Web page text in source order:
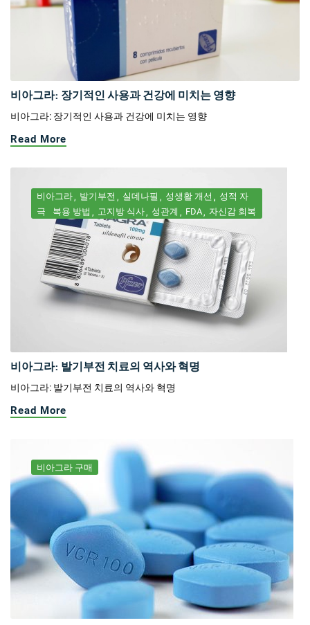
비아그라: 장기적인 사용과 건강에 미치는 영향
비아그라: 장기적인 사용과 건강에 미치는 영향
Read More
비아그라 발기부전 실데나필 성생활 개선
성적 자
극
복용 방법 고지방 식사 성관계 FDA 자신감 회복
비아그라: 발기부전 치료의 역사와 혁명
비아그라: 발기부전 치료의 역사와 혁명
Read More
비아그라 구매